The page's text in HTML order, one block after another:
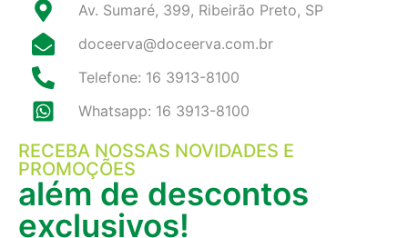
Av. Sumaré, 399, Ribeirão Preto, SP
doceerva@doceerva.com.br
Telefone: 16 3913-8100
Whatsapp: 16 3913-8100
RECEBA NOSSAS NOVIDADES E
PROMOÇÕES
além de descontos
exclusivos!